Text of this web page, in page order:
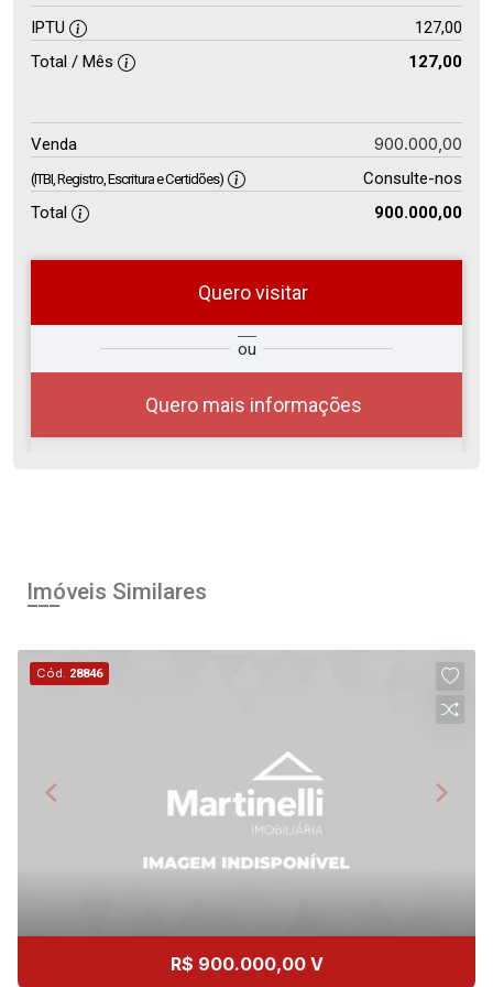
IPTU
127,00
Total / Mês
127,00
Venda 900.000,00
(ITBI, Registro, Escritura e Certidões)
Consulte-nos
Total
900.000,00
Quero visitar
ou
Quero mais informações
Qual o melhor dia e horário para
você?
10
12
13
09:00
11:00
12:00
Continuar
Imóveis Similares
Cód. 28846
R$ 900.000,00 V